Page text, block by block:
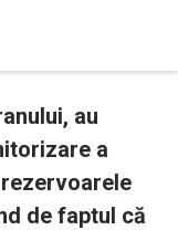
au
a
de faptul că